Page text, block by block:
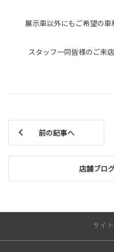
展示車以外にもご希望の車
スタッフ一同皆様のご来
前の記事へ
店舗ブロ
サイ